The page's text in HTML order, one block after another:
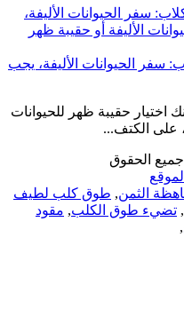
سفر الحيوانات الأليفة، يجب
اختيار حقيبة ظهر للحيوانات
على الكتف...
الطبع والنشر - 2010-2021: جميع الحقوق
الثمن, طوق كلب لطيف
, تضيء طوق الكلب, مقود
,